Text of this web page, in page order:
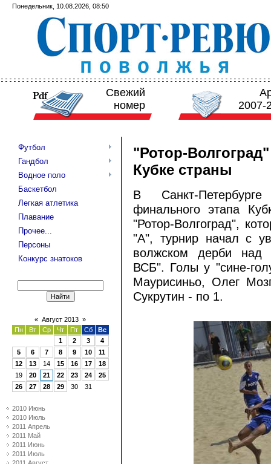
Понедельник, 10.08.2026, 08:50
Свежий
номер
2007-
Футбол
Гандбол
Водное поло
Баскетбол
Легкая атлетика
Плавание
Прочее...
Персоны
Конкурс знатоков
« Август 2013 »
Пн
Вт Ср Чт Пт Сб
Вс
1
2 3
4
5
6 7 8 9 10
11
12
13 14 15 16 17
18
19
20 21 22 23 24
25
26
27 28 29 30 31
2010 Июнь
2010 Июль
2011 Апрель
2011 Май
2011 Июнь
2011 Июль
"Ротор-
Кубке страны
В Санкт-
финального этапа
"Ротор-Волгоград",
"А", турнир начал с
волжском дерби над
ВСБ". Голы у "сине-
Маурисиньо, Олег
Сукрутин - по 1.